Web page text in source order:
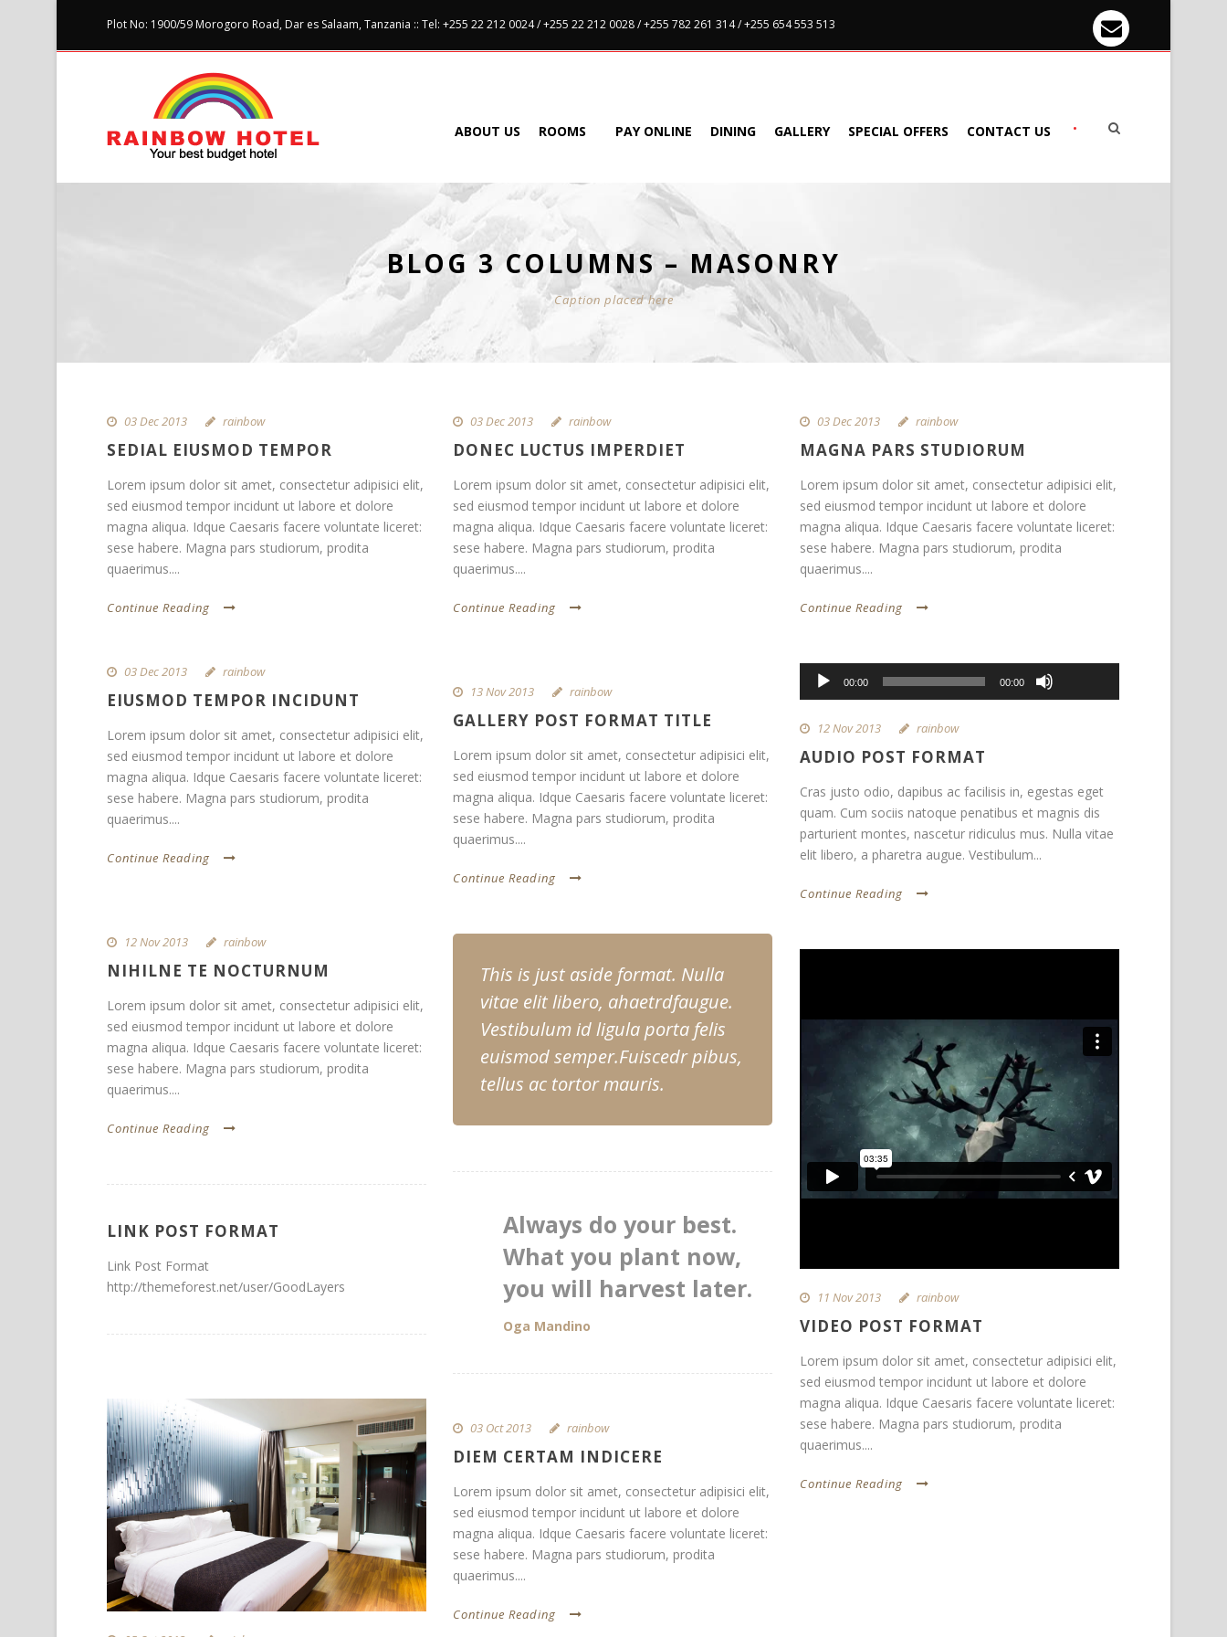
Plot No: 1900/59 Morogoro Road, Dar es Salaam, Tanzania :: Tel: +255 22 212 0024 / +255 22 212 0028 / +255 782 261 314 / +255 654 553 513
ABOUT US ROOMS PAY ONLINE DINING GALLERY SPECIAL OFFERS CONTACT US •
BLOG 3 COLUMNS – MASONRY
Caption placed here
03 Dec 2013 rainbow
SEDIAL EIUSMOD TEMPOR
Lorem ipsum dolor sit amet, consectetur adipisici elit,
sed eiusmod tempor incidunt ut labore et dolore
magna aliqua. Idque Caesaris facere voluntate liceret:
sese habere. Magna pars studiorum, prodita
quaerimus....
Continue Reading
03 Dec 2013 rainbow
DONEC LUCTUS IMPERDIET
Lorem ipsum dolor sit amet, consectetur adipisici elit,
sed eiusmod tempor incidunt ut labore et dolore
magna aliqua. Idque Caesaris facere voluntate liceret:
sese habere. Magna pars studiorum, prodita
quaerimus....
Continue Reading
03 Dec 2013 rainbow
MAGNA PARS STUDIORUM
Lorem ipsum dolor sit amet, consectetur adipisici elit,
sed eiusmod tempor incidunt ut labore et dolore
magna aliqua. Idque Caesaris facere voluntate liceret:
sese habere. Magna pars studiorum, prodita
quaerimus....
Continue Reading
03 Dec 2013 rainbow
EIUSMOD TEMPOR INCIDUNT
Lorem ipsum dolor sit amet, consectetur adipisici elit,
sed eiusmod tempor incidunt ut labore et dolore
magna aliqua. Idque Caesaris facere voluntate liceret:
sese habere. Magna pars studiorum, prodita
quaerimus....
Continue Reading
13 Nov 2013 rainbow
GALLERY POST FORMAT TITLE
Lorem ipsum dolor sit amet, consectetur adipisici elit,
sed eiusmod tempor incidunt ut labore et dolore
magna aliqua. Idque Caesaris facere voluntate liceret:
sese habere. Magna pars studiorum, prodita
quaerimus....
Continue Reading
Audio
Player
00:00 00:00
Up/Down
decrease
volume.
12 Nov 2013 rainbow
AUDIO POST FORMAT
Cras justo odio, dapibus ac facilisis in, egestas eget
quam. Cum sociis natoque penatibus et magnis dis
parturient montes, nascetur ridiculus mus. Nulla vitae
elit libero, a pharetra augue. Vestibulum...
Continue Reading
12 Nov 2013 rainbow
NIHILNE TE NOCTURNUM
Lorem ipsum dolor sit amet, consectetur adipisici elit,
sed eiusmod tempor incidunt ut labore et dolore
magna aliqua. Idque Caesaris facere voluntate liceret:
sese habere. Magna pars studiorum, prodita
quaerimus....
Continue Reading
This is just aside format. Nulla
vitae elit libero, ahaetrdfaugue.
Vestibulum id ligula porta felis
euismod semper.Fuiscedr pibus,
tellus ac tortor mauris.
11 Nov 2013 rainbow
VIDEO POST FORMAT
Lorem ipsum dolor sit amet, consectetur adipisici elit,
sed eiusmod tempor incidunt ut labore et dolore
magna aliqua. Idque Caesaris facere voluntate liceret:
sese habere. Magna pars studiorum, prodita
quaerimus....
Continue Reading
Always do your best.
What you plant now,
you will harvest later.
Oga Mandino
LINK POST FORMAT
Link Post Format
http://themeforest.net/user/GoodLayers
03 Oct 2013 rainbow
DIEM CERTAM INDICERE
Lorem ipsum dolor sit amet, consectetur adipisici elit,
sed eiusmod tempor incidunt ut labore et dolore
magna aliqua. Idque Caesaris facere voluntate liceret:
sese habere. Magna pars studiorum, prodita
quaerimus....
Continue Reading